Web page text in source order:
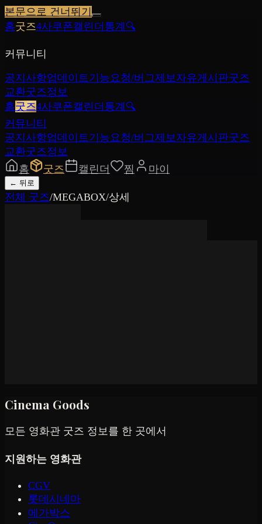
본문으로 건너뛰기
홈굿즈4사쿠폰캘린더 통계 🔍
커뮤니티
공지사항업데이트기능요청/버그제보자유게시판굿즈
교환굿즈정보
홈굿즈4사쿠폰캘린더 통계 🔍
커뮤니티
공지사항업데이트기능요청/버그제보자유게시판굿즈
교환굿즈정보
홈
굿즈 캘린더 찜 마이
← 뒤로
전체 굿즈/MEGABOX/상세
Cinema Goods
모든 영화관 굿즈 정보를 한 곳에서
지원하는 영화관
CGV
롯데시네마
메가박스